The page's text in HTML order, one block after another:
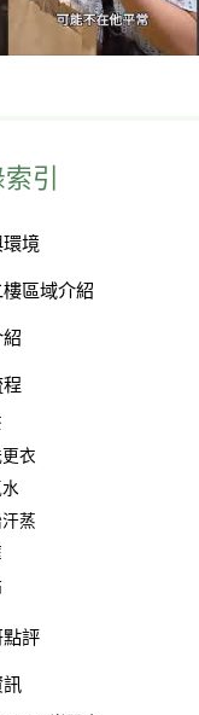
引
境
區域介紹
衣
蒸
評
訊